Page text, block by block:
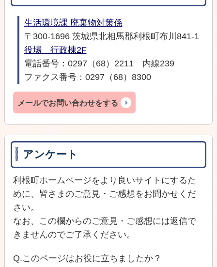
生活環境課 廃棄物対策係
〒300-1696 茨城県北相馬郡利根町布川841-1
役場 行政棟2F
電話番号：0297（68）2211 内線239
ファクス番号：0297（68）8300
メールでお問い合わせをする
アンケート
利根町ホームページをより良いサイトにするた
めに、皆さまのご意見・ご感想をお聞かせくだ
さい。
なお、この欄からのご意見・ご感想には返信で
きませんのでご了承ください。
Q.このページはお役に立ちましたか？